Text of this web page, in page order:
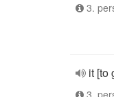
3.
it [to
3.